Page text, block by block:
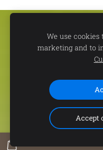
dāvanu un suvenīru
15.00 | Svētdienās un
We use
marketing and to
Accept